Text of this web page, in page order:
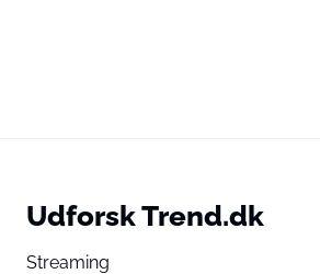
Udforsk Trend.dk
Streaming